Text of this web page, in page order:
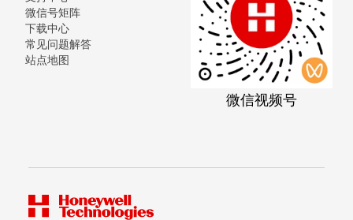
微信号矩阵
下载中心
常见问题解答
站点地图
微信视频号